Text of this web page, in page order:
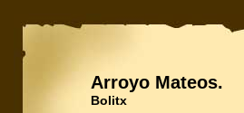
Arroyo Mateos.
Bolitx